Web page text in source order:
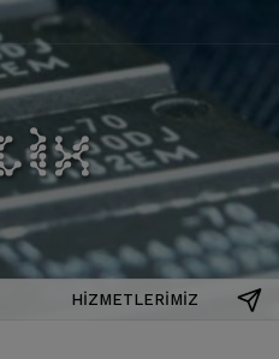
elektromanyetix
HIZMETLERIMIZ